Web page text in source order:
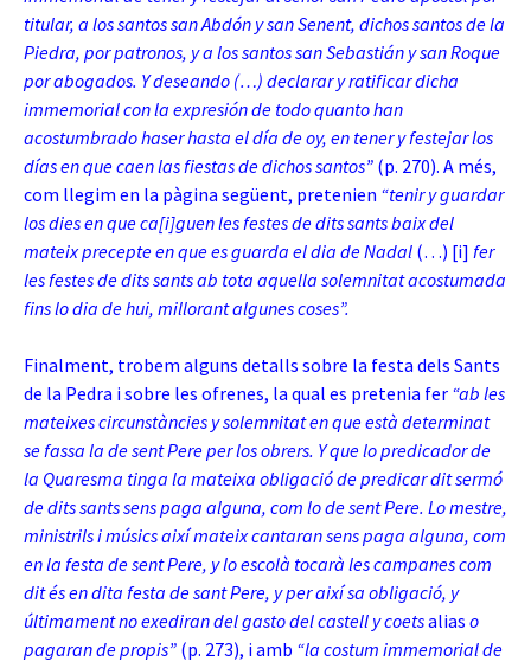
titular, a los santos san Abdón y san Senent, dichos santos de la
Piedra, por patronos, y a los santos san Sebastián y san Roque
por abogados. Y deseando (…) declarar y ratificar dicha
immemorial con la expresión de todo quanto han
acostumbrado haser hasta el día de oy, en tener y festejar los
días en que caen las fiestas de dichos santos” (p. 270). A més,
com llegim en la pàgina següent, pretenien “tenir y guardar
los dies en que ca[i]guen les festes de ditssants baix del
mateix precepte en que es guarda el dia de Nadal (…) [i] fer
les festes de dits sants ab tota aquella solemnitat acostumada
fins lo dia de hui, millorant algunes coses”.
Finalment, trobem alguns detalls sobre la festa dels Sants
de la Pedra i sobre les ofrenes, la qual es pretenia fer “ab les
mateixes circunstàncies y solemnitat en que està determinat
se fassa la de sent Pere per los obrers. Y que lo predicador de
la Quaresma tinga la mateixa obligació de predicar dit sermó
de dits sants sens paga alguna, com lo de sent Pere. Lo mestre,
ministrils i músics així mateix cantaran sens paga alguna, com
en la festa de sent Pere, y lo escolà tocarà les campanes com
dit és en dita festa de sant Pere, y per així sa obligació, y
últimament no exediran del gasto del castell y coetsalias o
pagaran de propis” (p. 273), i amb “la costum immemorial de